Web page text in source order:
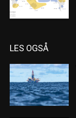
LES OGSÅ